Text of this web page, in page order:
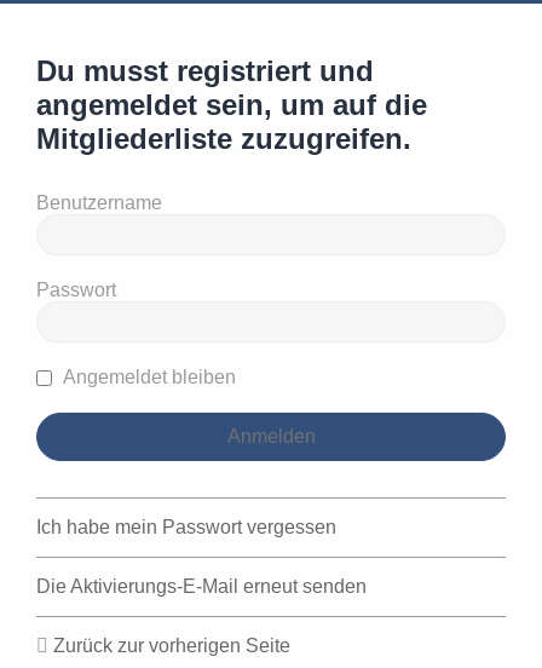
Du musst registriert und
angemeldet sein, um auf die
Mitgliederliste zuzugreifen.
Benutzername
Passwort
Angemeldet bleiben
Ich habe mein Passwort vergessen
Die Aktivierungs-E-Mail erneut senden
Zurück zur vorherigen Seite